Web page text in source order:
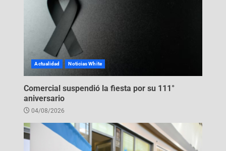
Actualidad Noticias White
Comercial suspendió la fiesta por su 111°
aniversario
04/08/2026